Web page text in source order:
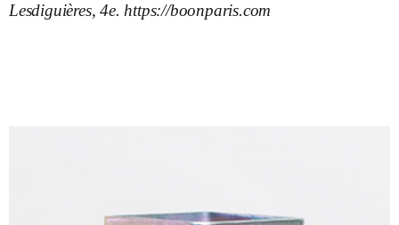
Lesdiguières, 4e. https://boonparis.com